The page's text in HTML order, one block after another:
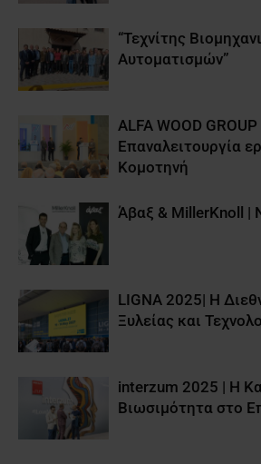
“Τεχνίτης
Αυτοματισμών”
ALFA WOOD GROUP
Επαναλειτουργία
Κομοτηνή
Άβαξ & MillerKnoll |
LIGNA 2025| Η
Ξυλείας και
interzum 2025 | Η
Βιωσιμότητα στο